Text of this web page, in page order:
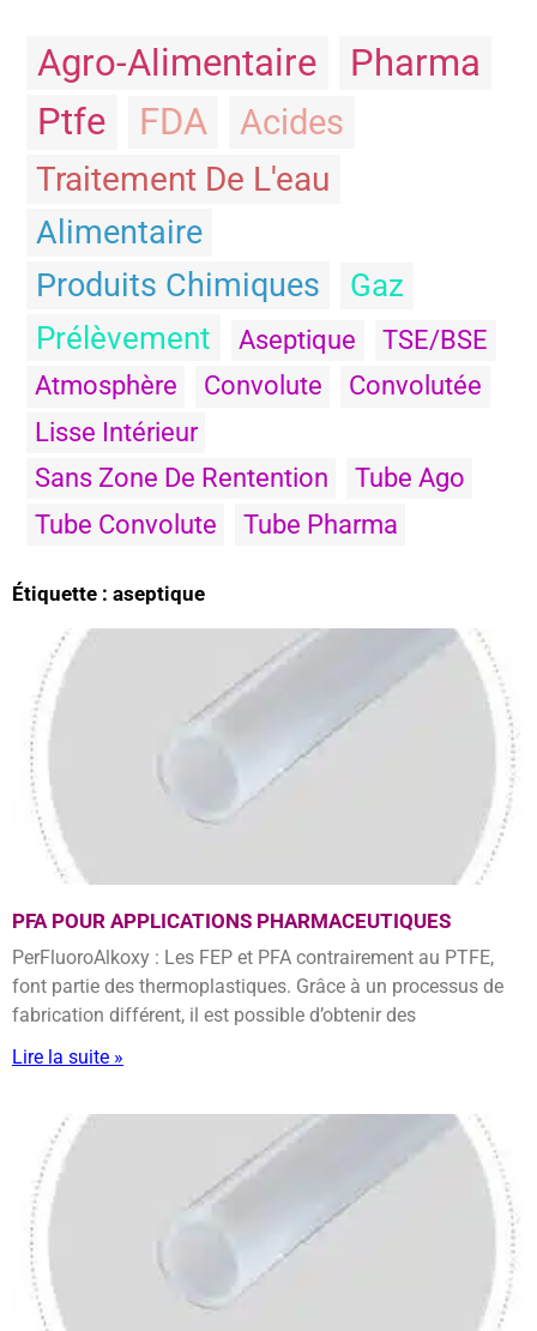
Agro-Alimentaire
Pharma
Ptfe
FDA Acides
Traitement De L'eau
Alimentaire
Produits Chimiques
Gaz
Prélèvement
Aseptique
TSE/BSE
Atmosphère
Convolute
Convolutée
Lisse Intérieur
Sans Zone De Rentention
Tube Ago
Tube Convolute
Tube Pharma
Étiquette : aseptique
PFA POUR APPLICATIONS PHARMACEUTIQUES
PerFluoroAlkoxy : Les FEP et PFA contrairement au PTFE,
font partie des thermoplastiques. Grâce à un processus de
fabrication différent, il est possible d’obtenir des
Lire la suite »